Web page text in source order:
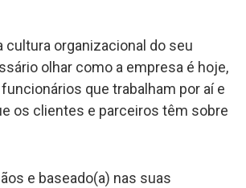
cultura organizacional do seu
olhar como a empresa é hoje,
que trabalham por aí e
os clientes e parceiros têm sobre
e baseado(a) nas suas